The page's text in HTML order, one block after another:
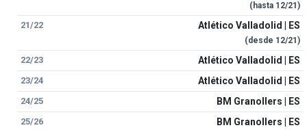
(hasta 12/21)
21/22 Atlético Valladolid | ES
(desde 12/21)
22/23 Atlético Valladolid | ES
23/24 Atlético Valladolid | ES
24/25 BM Granollers | ES
25/26 BM Granollers | ES